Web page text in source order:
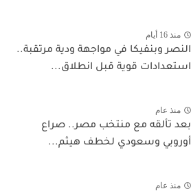
منذ 16 أيام
النصر وبنفيكا في مواجهة ودية مرتقبة..
استعدادات قوية قبل انطلاق...
منذ عام
بعد تألقه مع منتخب مصر.. صراع
أوروبي وسعودي لخطف هيثم...
منذ عام